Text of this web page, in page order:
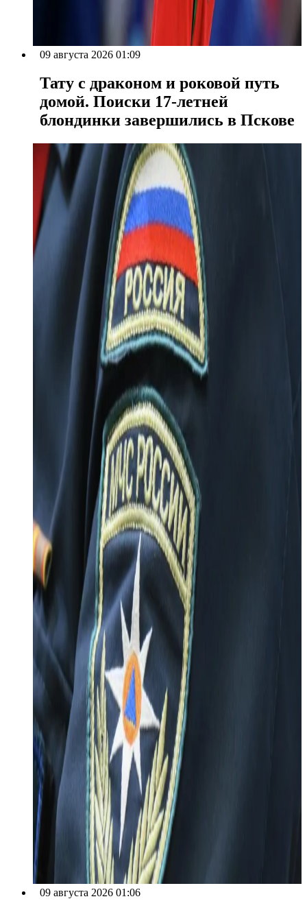
09 августа 2026 01:09
Тату с драконом и роковой путь
домой. Поиски 17-летней
блондинки завершились в Пскове
09 августа 2026 01:06